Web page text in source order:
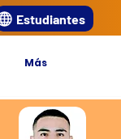
Estudiantes
Más